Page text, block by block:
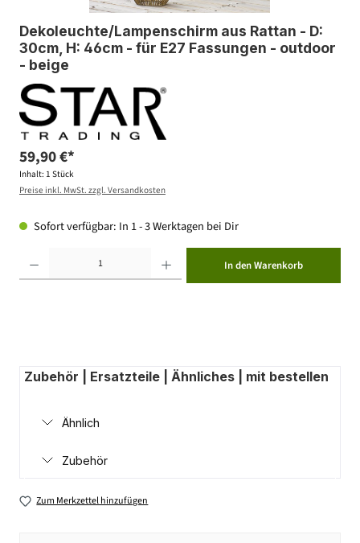
Dekoleuchte/Lampenschirm aus Rattan - D:
30cm, H: 46cm - für E27 Fassungen - outdoor
- beige
59,90 €*
Inhalt: 1 Stück
Preise inkl. MwSt. zzgl. Versandkosten
Sofort verfügbar: In 1 - 3 Werktagen bei Dir
In den Warenkorb
Zubehör | Ersatzteile | Ähnliches | mit bestellen
Ähnlich
Zubehör
Zum Merkzettel hinzufügen